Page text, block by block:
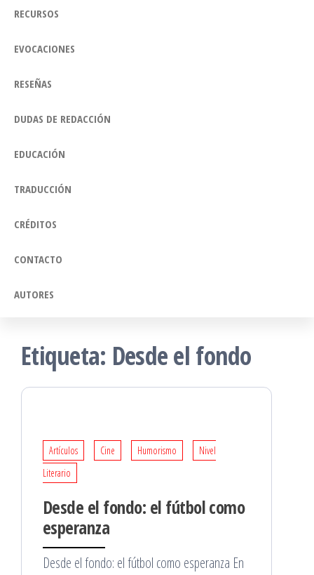
RECURSOS
EVOCACIONES
RESEÑAS
DUDAS DE REDACCIÓN
EDUCACIÓN
TRADUCCIÓN
CRÉDITOS
CONTACTO
AUTORES
Etiqueta: Desde el fondo
Artículos Cine Humorismo
Nivel
Literario
Desde el fondo: el fútbol como
esperanza
Desde el fondo: el fútbol como esperanza En